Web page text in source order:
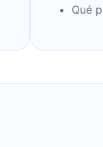
Qué